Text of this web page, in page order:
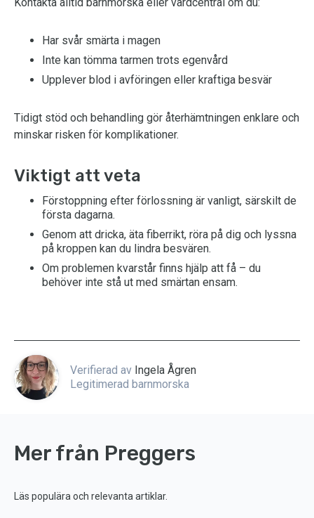
Har svår smärta i magen
Inte kan tömma tarmen trots egenvård
Upplever blod i avföringen eller kraftiga besvär
Tidigt stöd och behandling gör återhämtningen enklare och
minskar risken för komplikationer.
Viktigt att veta
Förstoppning efter förlossning är vanligt, särskilt de
första dagarna.
Genom att dricka, äta fiberrikt, röra på dig och lyssna
på kroppen kan du lindra besvären.
Om problemen kvarstår finns hjälp att få – du
behöver inte stå ut med smärtan ensam.
Verifierad av Ingela Ågren
Legitimerad barnmorska
Mer från Preggers
Läs populära och relevanta artiklar.